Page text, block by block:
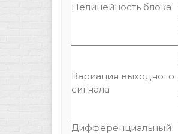
Нелинейность блока
Вариация выходного
сигнала
Дифференциальный